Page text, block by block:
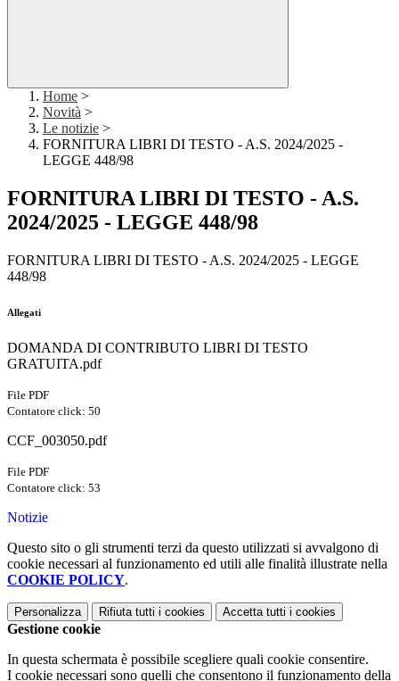
Home >
Novità >
Le notizie >
FORNITURA LIBRI DI TESTO - A.S. 2024/2025 -
LEGGE 448/98
FORNITURA LIBRI DI TESTO - A.S.
2024/2025 - LEGGE 448/98
FORNITURA LIBRI DI TESTO - A.S. 2024/2025 - LEGGE
448/98
Allegati
DOMANDA DI CONTRIBUTO LIBRI DI TESTO
GRATUITA.pdf
File PDF
Contatore click: 50
CCF_003050.pdf
File PDF
Contatore click: 53
Notizie
Questo sito o gli strumenti terzi da questo utilizzati si avvalgono di
cookie necessari al funzionamento ed utili alle finalità illustrate nella
COOKIE POLICY.
Personalizza Rifiuta tutti i cookies Accetta tutti i cookies
Gestione cookie
In questa schermata è possibile scegliere quali cookie consentire.
I cookie necessari sono quelli che consentono il funzionamento della